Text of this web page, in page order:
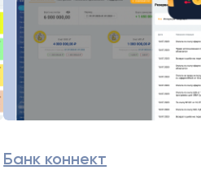
Банк коннект